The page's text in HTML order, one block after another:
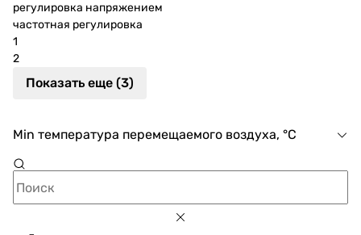
регулировка напряжением
частотная регулировка
1
2
Показать еще (3)
Min температура перемещаемого воздуха, °C